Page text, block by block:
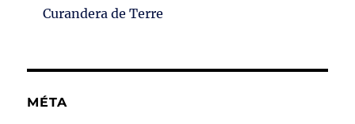
Curandera de Terre
MÉTA